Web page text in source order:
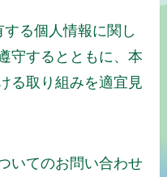
る個人情報に関し
守するとともに、本
る取り組みを適宜見
いてのお問い合わせ